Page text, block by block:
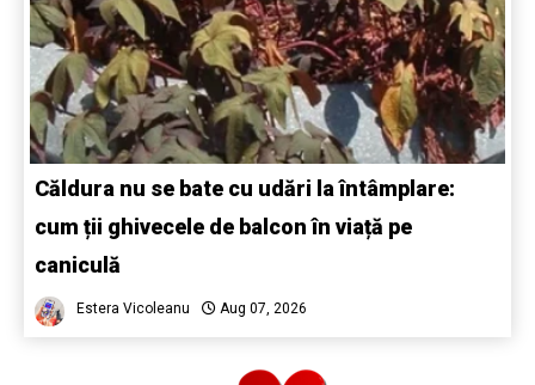
Căldura nu se bate cu udări la întâmplare:
cum ții ghivecele de balcon în viață pe
caniculă
Estera Vicoleanu Aug 07, 2026